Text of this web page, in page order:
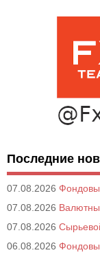
Последние
07.08.2026
07.08.2026
07.08.2026
06.08.2026